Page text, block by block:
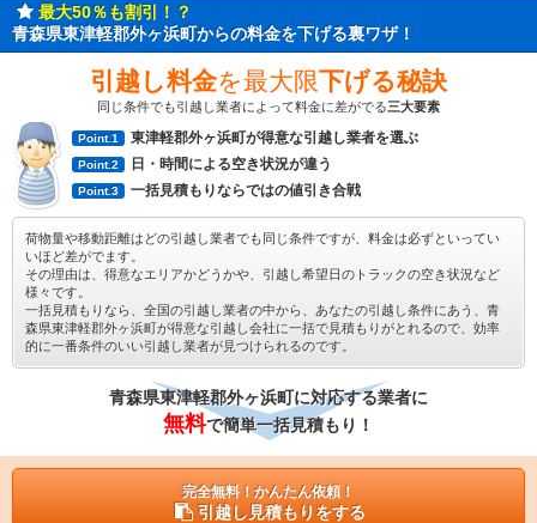
最大50％も割引！？
青森県東津軽郡外ヶ浜町からの料金を下げる裏ワザ！
引越し料金を最大限下げる秘訣
同じ条件でも引越し業者によって料金に差がでる三大要素
Point.1 東津軽郡外ヶ浜町が得意な引越し業者を選ぶ
Point.2 日・時間による空き状況が違う
Point.3 一括見積もりならではの値引き合戦
荷物量や移動距離はどの引越し業者でも同じ条件ですが、料金は必ずといってい
いほど差がでます。
その理由は、得意なエリアかどうかや、引越し希望日のトラックの空き状況など
様々です。
一括見積もりなら、全国の引越し業者の中から、あなたの引越し条件にあう、青
森県東津軽郡外ヶ浜町が得意な引越し会社に一括で見積もりがとれるので、効率
的に一番条件のいい引越し業者が見つけられるのです。
青森県東津軽郡外ヶ浜町に対応する業者に
無料で簡単一括見積もり！
完全無料！かんたん依頼！
引越し見積もりをする